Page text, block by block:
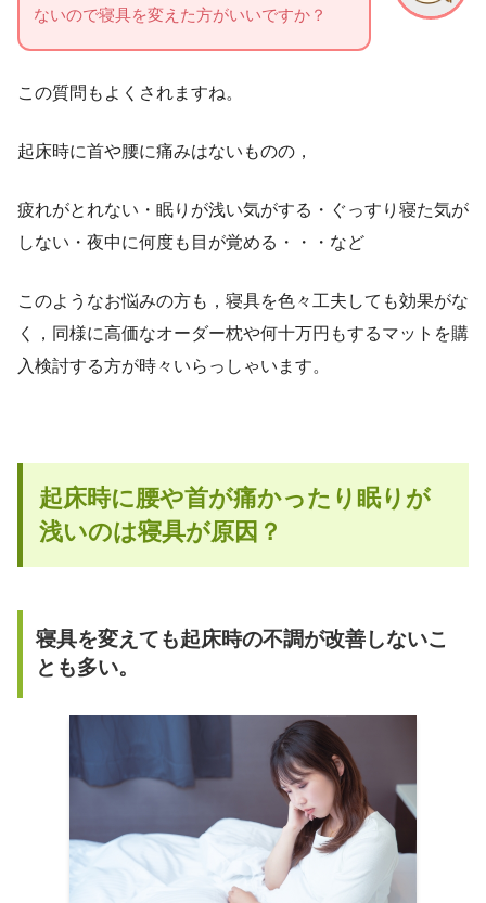
ないので寝具を変えた方がいいですか？
この質問もよくされますね。
起床時に首や腰に痛みはないものの，
疲れがとれない・眠りが浅い気がする・ぐっすり寝た気が
しない・夜中に何度も目が覚める・・・など
このようなお悩みの方も，寝具を色々工夫しても効果がな
く，同様に高価なオーダー枕や何十万円もするマットを購
入検討する方が時々いらっしゃいます。
起床時に腰や首が痛かったり眠りが
浅いのは寝具が原因？
寝具を変えても起床時の不調が改善しないこ
とも多い。